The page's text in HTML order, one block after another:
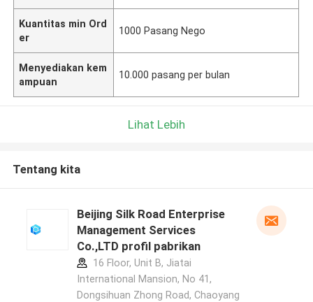
Kuantitas min Ord
er
1000 Pasang Nego
Menyediakan kem
ampuan
10.000 pasang per bulan
Lihat Lebih
Tentang kita
Beijing Silk Road Enterprise
Management Services
Co.,LTD profil pabrikan
16 Floor, Unit B, Jiatai
International Mansion, No 41,
Dongsihuan Zhong Road, Chaoyang